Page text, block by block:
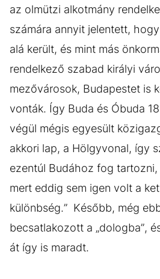
az olmützi alkotmány
számára annyit jelentett,
alá került, és mint más
rendelkező szabad királyi
mezővárosok, Budapestet is
vonták. Így Buda és Óbuda
végül mégis egyesült
akkori lap, a Hölgyvonal, így
ezentúl Budához fog
mert eddig sem igen volt a
különbség.” Később, még
becsatlakozott a „dologba”,
át így is maradt.